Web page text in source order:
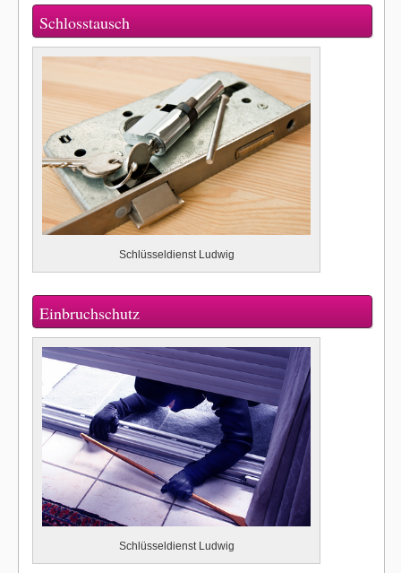
Schlosstausch
Schlüsseldienst Ludwig
Einbruchschutz
Schlüsseldienst Ludwig